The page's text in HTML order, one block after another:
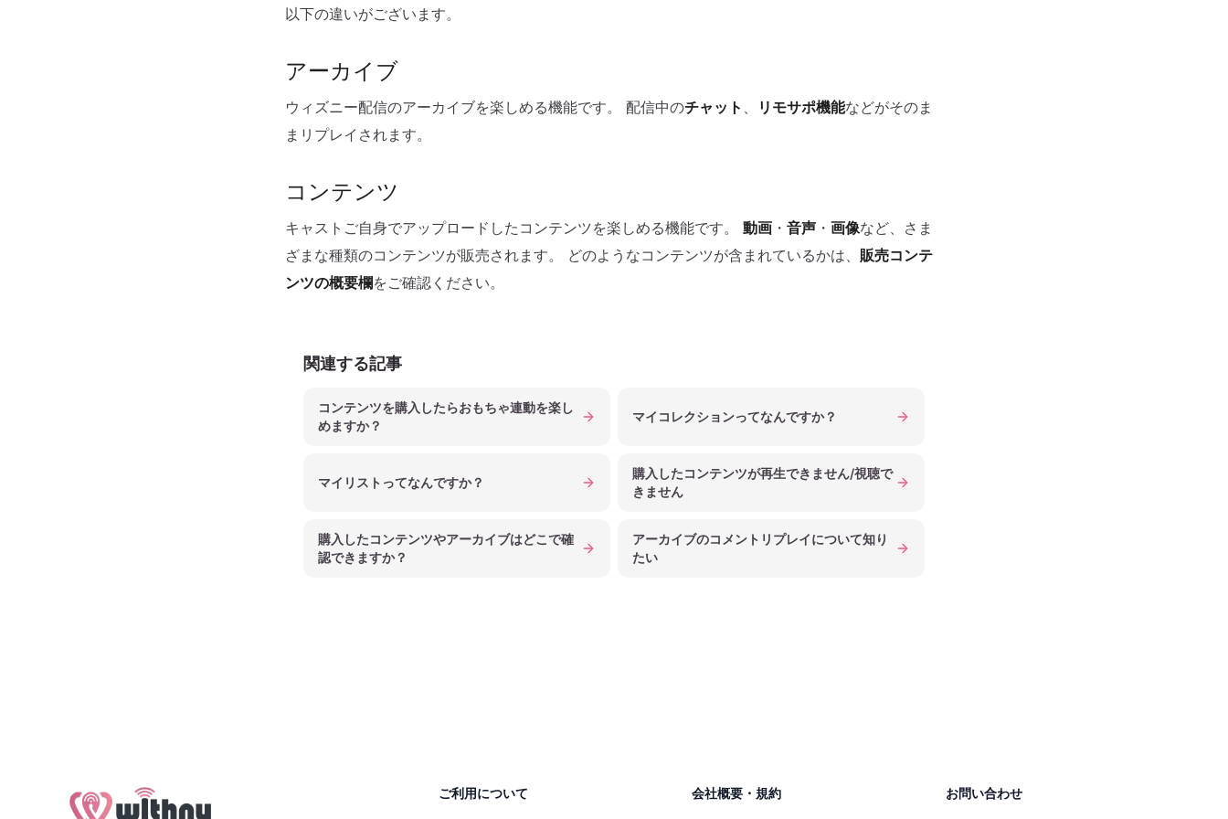
以下の違いがございます。
アーカイブ
ウィズニー配信のアーカイブを楽しめる機能です。 配信中のチャット 、 リモサポ機能などがそのま
まリプレイされます。
コンテンツ
キャストご自身でアップロードしたコンテンツを楽しめる機能です。 動画 ・ 音声 ・ 画像など、さま
ざまな種類のコンテンツが販売されます。 どのようなコンテンツが含まれているかは、 販売コンテ
ンツの概要欄をご確認ください。
関連する記事
コンテンツを購入したらおもちゃ連動を楽し
めますか？
マイコレクションってなんですか？
マイリストってなんですか？
購入したコンテンツが再生できません/視聴で
きません
購入したコンテンツやアーカイブはどこで確
認できますか？
アーカイブのコメントリプレイについて知り
たい
ご利用について 会社概要・規約 お問い合わせ